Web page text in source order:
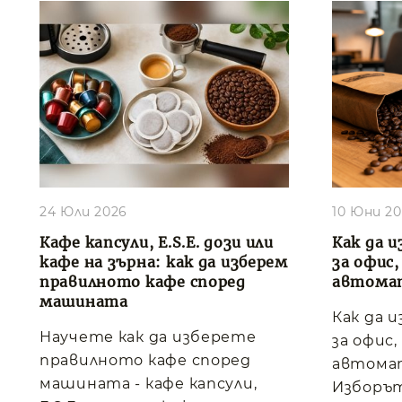
Кафе капсули, E.S.E. дози или
кафе на зърна: как да изберем
правилното кафе според
машината
24 Юли 2026
Научете как да изберете
правилното кафе според
машината - кафе капсули,
Как да
за
10 Юни
Как да
за